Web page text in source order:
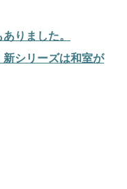
りました。
シリーズは和室が